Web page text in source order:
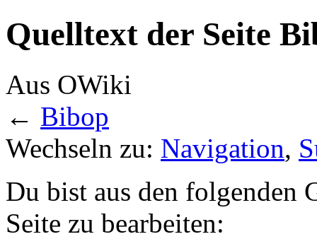
Quelltext der Seite
Aus OWiki
← Bibop
Wechseln zu: Navigation,
Du bist aus den folgenden
Seite zu bearbeiten: